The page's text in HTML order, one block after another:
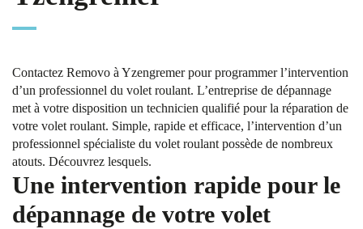
Contactez Removo à Yzengremer pour programmer l’intervention
d’un professionnel du volet roulant. L’entreprise de dépannage
met à votre disposition un technicien qualifié pour la réparation de
votre volet roulant. Simple, rapide et efficace, l’intervention d’un
professionnel spécialiste du volet roulant possède de nombreux
atouts. Découvrez lesquels.
Une intervention rapide pour le
dépannage de votre volet